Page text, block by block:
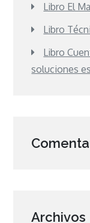
Libro El
Libro
Libro
soluciones
Archivos